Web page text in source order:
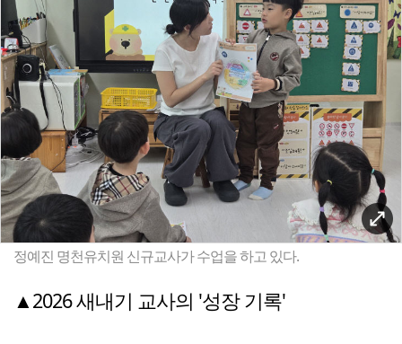
정예진 명천유치원 신규교사가 수업을 하고 있다.
▲2026 새내기 교사의 '성장 기록'